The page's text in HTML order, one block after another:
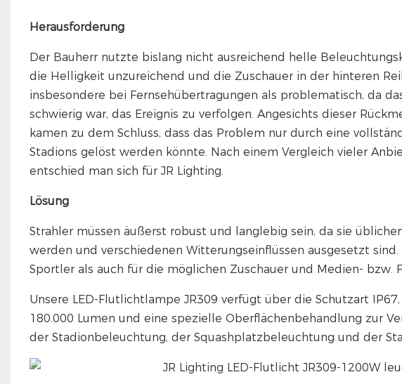
Herausforderung
Der Bauherr nutzte bislang nicht ausreichend helle
die Helligkeit unzureichend und die Zuschauer in der hinteren
insbesondere bei Fernsehübertragungen als problematisch, da
schwierig war, das Ereignis zu verfolgen. Angesichts dieser
kamen zu dem Schluss, dass das Problem nur durch eine
Stadions gelöst werden könnte. Nach einem Vergleich vieler
entschied man sich für JR Lighting.
Lösung
Strahler müssen äußerst robust und langlebig sein, da sie
werden und verschiedenen Witterungseinflüssen ausgesetzt
Sportler als auch für die möglichen Zuschauer und Medien- bzw.
Unsere LED-Flutlichtlampe JR309 verfügt über die Schutzart
180.000 Lumen und eine spezielle Oberflächenbehandlung zur
der Stadionbeleuchtung, der Squashplatzbeleuchtung und der